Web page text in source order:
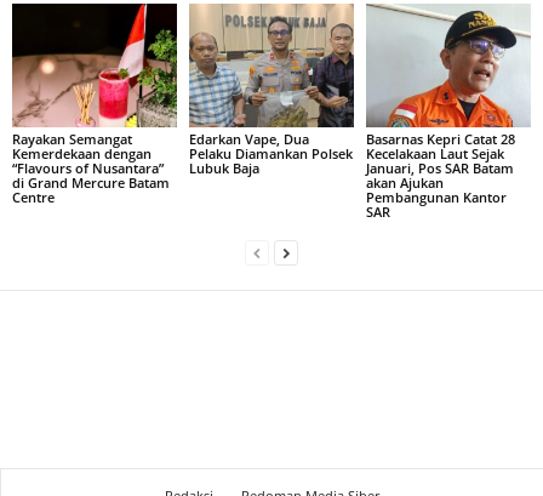
Rayakan Semangat
Kemerdekaan dengan
“Flavours of Nusantara”
di Grand Mercure Batam
Centre
Edarkan Vape, Dua
Pelaku Diamankan Polsek
Lubuk Baja
Basarnas Kepri Catat 28
Kecelakaan Laut Sejak
Januari, Pos SAR Batam
akan Ajukan
Pembangunan Kantor
SAR